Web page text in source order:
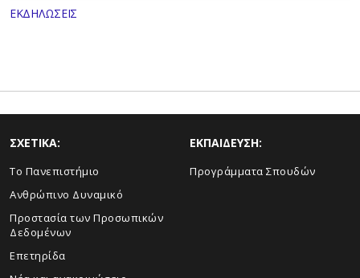
ΕΚΔΗΛΩΣΕΙΣ
ΣΧΕΤΙΚΑ:
Το Πανεπιστήμιο
Ανθρώπινο Δυναμικό
Προστασία των Προσωπικών
Δεδομένων
Επετηρίδα
ΕΚΠΑΙΔΕΥΣΗ:
Προγράμματα Σπουδών